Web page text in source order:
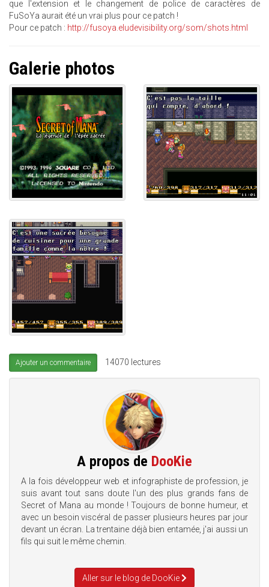
que l'extension et le changement de police de caractères de
FuSoYa aurait été un vrai plus pour ce patch !
Pour ce patch : http://fusoya.eludevisibility.org/som/shots.html
Galerie photos
Ajouter un commentaire 14070 lectures
A propos de DooKie
A la fois développeur web et infographiste de profession, je
suis avant tout sans doute l'un des plus grands fans de
Secret of Mana au monde ! Toujours de bonne humeur, et
avec un besoin viscéral de passer plusieurs heures par jour
devant un écran. La trentaine déjà bien entamée, j'ai aussi un
fils qui suit le même chemin.
Aller sur le blog de DooKie